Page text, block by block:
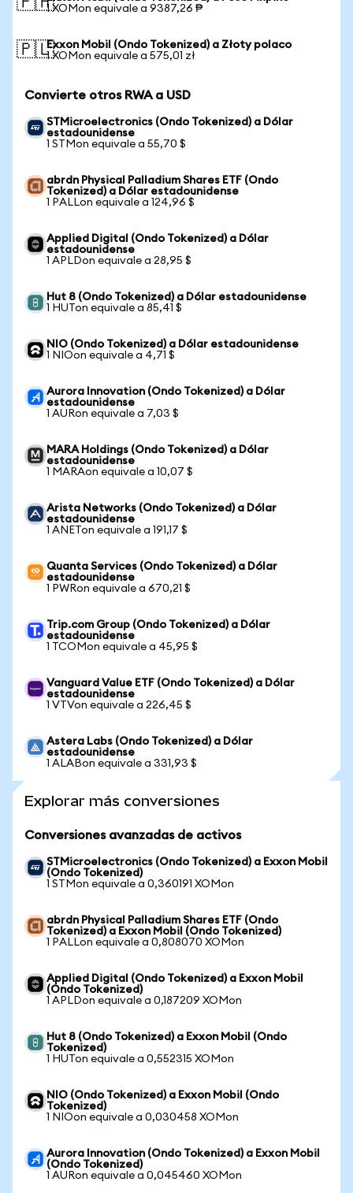
1 XOMon equivale a 9387,26 ₱
🇵🇱Exxon Mobil (Ondo Tokenized) a Złoty polaco
1 XOMon equivale a 575,01 zł
Convierte otros RWA a USD
STMicroelectronics (Ondo Tokenized) a Dólar
estadounidense
1 STMon equivale a 55,70 $
abrdn Physical Palladium Shares ETF (Ondo
Tokenized) a Dólar estadounidense
1 PALLon equivale a 124,96 $
Applied Digital (Ondo Tokenized) a Dólar
estadounidense
1 APLDon equivale a 28,95 $
Hut 8 (Ondo Tokenized) a Dólar estadounidense
1 HUTon equivale a 85,41 $
NIO (Ondo Tokenized) a Dólar estadounidense
1 NIOon equivale a 4,71 $
Aurora Innovation (Ondo Tokenized) a Dólar
estadounidense
1 AURon equivale a 7,03 $
MARA Holdings (Ondo Tokenized) a Dólar
estadounidense
1 MARAon equivale a 10,07 $
Arista Networks (Ondo Tokenized) a Dólar
estadounidense
1 ANETon equivale a 191,17 $
Quanta Services (Ondo Tokenized) a Dólar
estadounidense
1 PWRon equivale a 670,21 $
Trip.com Group (Ondo Tokenized) a Dólar
estadounidense
1 TCOMon equivale a 45,95 $
Vanguard Value ETF (Ondo Tokenized) a Dólar
estadounidense
1 VTVon equivale a 226,45 $
Astera Labs (Ondo Tokenized) a Dólar
estadounidense
1 ALABon equivale a 331,93 $
Explorar más conversiones
Conversiones avanzadas de activos
STMicroelectronics (Ondo Tokenized) a Exxon Mobil
(Ondo Tokenized)
1 STMon equivale a 0,360191 XOMon
abrdn Physical Palladium Shares ETF (Ondo
Tokenized) a Exxon Mobil (Ondo Tokenized)
1 PALLon equivale a 0,808070 XOMon
Applied Digital (Ondo Tokenized) a Exxon Mobil
(Ondo Tokenized)
1 APLDon equivale a 0,187209 XOMon
Hut 8 (Ondo Tokenized) a Exxon Mobil (Ondo
Tokenized)
1 HUTon equivale a 0,552315 XOMon
NIO (Ondo Tokenized) a Exxon Mobil (Ondo
Tokenized)
1 NIOon equivale a 0,030458 XOMon
Aurora Innovation (Ondo Tokenized) a Exxon Mobil
(Ondo Tokenized)
1 AURon equivale a 0,045460 XOMon